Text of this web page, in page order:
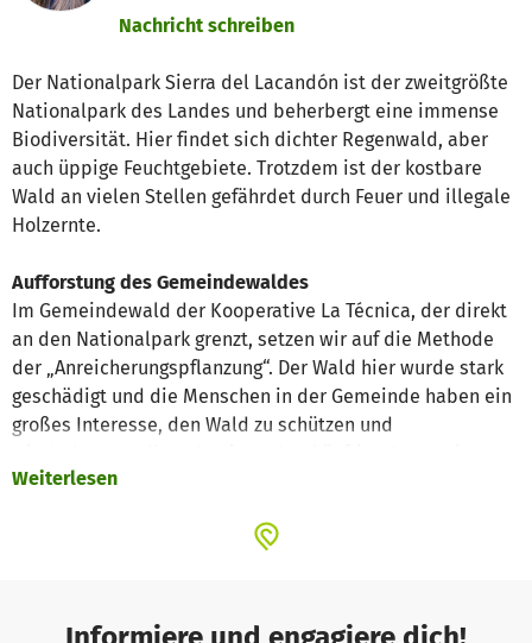
Nachricht schreiben
Der Nationalpark Sierra del Lacandón ist der zweitgrößte
Nationalpark des Landes und beherbergt eine immense
Biodiversität. Hier findet sich dichter Regenwald, aber
auch üppige Feuchtgebiete. Trotzdem ist der kostbare
Wald an vielen Stellen gefährdet durch Feuer und illegale
Holzernte.
Aufforstung des Gemeindewaldes
Im Gemeindewald der Kooperative La Técnica, der direkt
an den Nationalpark grenzt, setzen wir auf die Methode
der „Anreicherungspflanzung“. Der Wald hier wurde stark
geschädigt und die Menschen in der Gemeinde haben ein
großes Interesse, den Wald zu schützen und
davon profitieren können. Die Anreicherungspflanzungen
Funktionen des Waldes stabilisieren – wie die Wasser-
notwendigen Pflegemaßnahmen beraten. Darüber hinaus
Weiterlesen